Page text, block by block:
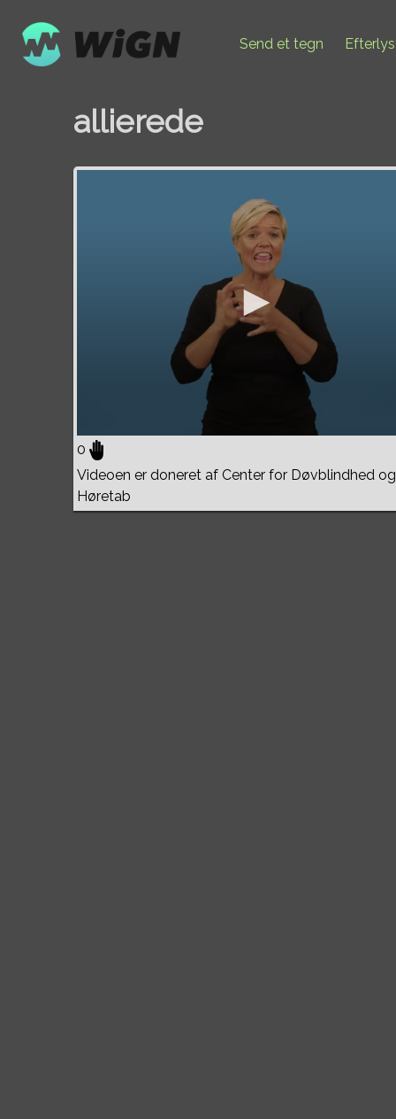
Send et tegn
allierede
0
Videoen er doneret af Center for Døvblindhed og
Høretab